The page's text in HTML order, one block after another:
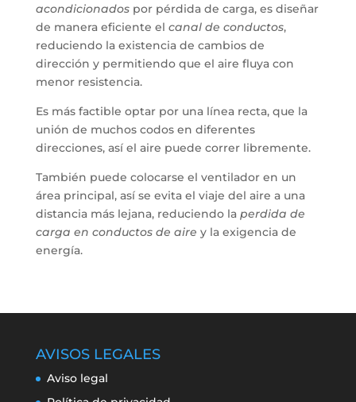
acondicionadospor pérdida de carga, es diseñar
de manera eficiente el canal de conductos,
reduciendo la existencia de cambios de
dirección y permitiendo que el aire fluya con
menor resistencia.
Es más factible optar por una línea recta, que la
unión de muchos codos en diferentes
direcciones, así el aire puede correr libremente.
También puede colocarse el ventilador en un
área principal, así se evita el viaje del aire a una
distancia más lejana, reduciendo la perdida de
carga en conductos de aire y la exigencia de
energía.
AVISOS LEGALES
Aviso legal